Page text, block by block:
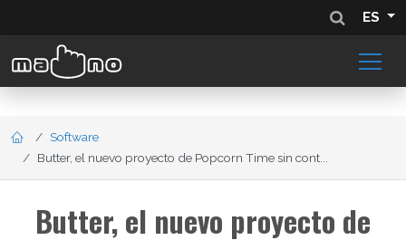
ES
Software
Butter, el nuevo proyecto de Popcorn Time sin cont...
Butter, el nuevo proyecto de